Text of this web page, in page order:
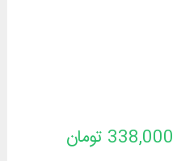
338,000 تومان